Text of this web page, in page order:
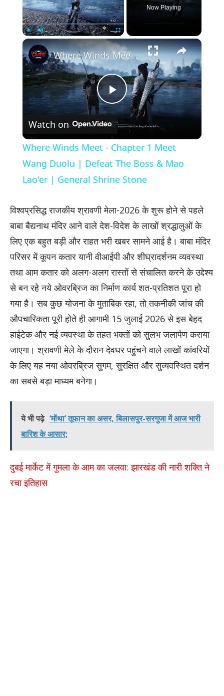
Play Unmute Fullscreen
Now Playing
×
Play
Video
Where Winds Meet - Chapter 1 Meet Wang Duolu | Defeat The Boss & Mao Lao'er | General Shrine Stone
Watch on
Where Winds Meet - Chapter 1 Meet
Wang Duolu | Defeat The Boss & Mao
Lao'er | General Shrine Stone
विश्वप्रसिद्ध राजकीय श्रावणी मेला-2026 के शुरू होने से पहले
बाबा बैद्यनाथ मंदिर आने वाले देश-विदेश के लाखों श्रद्धालुओं के
लिए एक बहुत बड़ी और राहत भरी खबर सामने आई है। बाबा मंदिर
परिसर में कूपन कतार यानी वीआईपी और शीघ्रादर्शनम व्यवस्था
तथा आम कतार को अलग-अलग रास्तों से संचालित करने के उद्देश्य
से बन रहे नये ओवरब्रिज का निर्माण कार्य शत-प्रतिशत पूरा हो
गया है। सब कुछ योजना के मुताबिक रहा, तो तकनीकी जांच की
औपचारिकता पूरी होते ही आगामी 15 जुलाई 2026 से इस बेहद
हाईटेक और नई व्यवस्था के तहत भक्तों को सुलभ जलार्पण कराया
जाएगा। श्रावणी मेले के दौरान देवघर पहुंचने वाले लाखों कांवरियों
के लिए यह नया ओवरब्रिज सुगम, सुरक्षित और सुव्यवस्थित दर्शन
का सबसे बड़ा माध्यम बनेगा।
ये भी पढ़े ‘मोंथा’ तूफान का असर, बिलासपुर-सरगुजा में आज भारी
बारिश के आसार;
दुबई मार्केट में गुमला के आम का जलवा: झारखंड की नारी शक्ति ने
रचा इतिहास